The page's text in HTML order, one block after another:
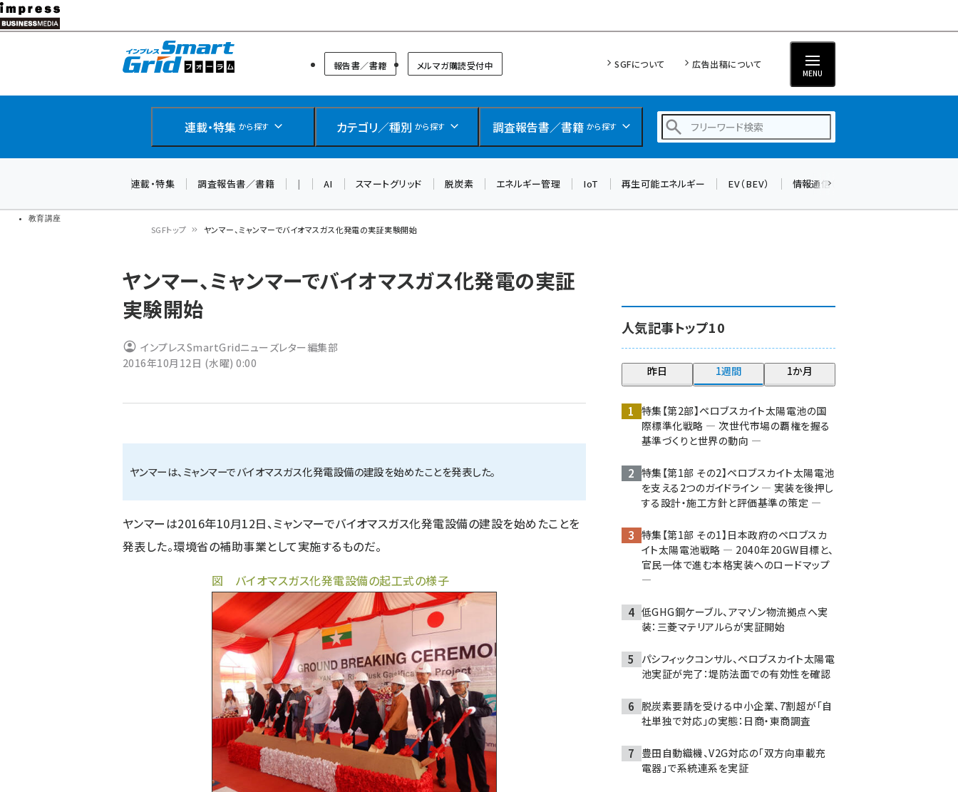
メ
イ
教育講座
スマートグリッドフォーラム
報告書／書籍 メルマガ購読受付中 SGFについて 広告出稿について
MENU
連載・特集 から探す カテゴリ／種別 から探す 調査報告書／書籍 から探す
ngn (262)
大串 (210)
aitras (176)
タンデム (140)
連載・特集 調査報告書／書籍 | AI スマートグリッド 脱炭素 エネルギー管理 IoT 再生可能エネルギー EV（BEV） 情報通信（ICT）
ン
く
ず
SGFトップ ヤンマー、ミャンマーでバイオマスガス化発電の実証実験開始
ヤンマー、ミャンマーでバイオマスガス化発電の実証
実験開始
インプレスSmartGridニューズレター編集部
2016年10月12日 (水曜) 0:00
ヤンマーは、ミャンマーでバイオマスガス化発電設備の建設を始めたことを発表した。
ヤンマーは2016年10月12日、ミャンマーでバイオマスガス化発電設備の建設を始めたことを
発表した。環境省の補助事業として実施するものだ。
図 バイオマスガス化発電設備の起工式の様子
人気記事トップ10
昨日 1週間 1か月
特集【第2部】ペロブスカイト太陽電池の国
際標準化戦略 ― 次世代市場の覇権を握る
基準づくりと世界の動向 ―
特集【第1部 その2】ペロブスカイト太陽電池
を支える2つのガイドライン ― 実装を後押し
する設計・施工方針と評価基準の策定 ―
特集【第1部 その1】日本政府のペロブスカ
イト太陽電池戦略 ― 2040年20GW目標と、
官民一体で進む本格実装へのロードマップ
―
低GHG銅ケーブル、アマゾン物流拠点へ実
装：三菱マテリアルらが実証開始
パシフィックコンサル、ペロブスカイト太陽電
池実証が完了：堤防法面での有効性を確認
脱炭素要請を受ける中小企業、7割超が「自
社単独で対応」の実態：日商・東商調査
豊田自動織機、V2G対応の「双方向車載充
電器」で系統連系を実証